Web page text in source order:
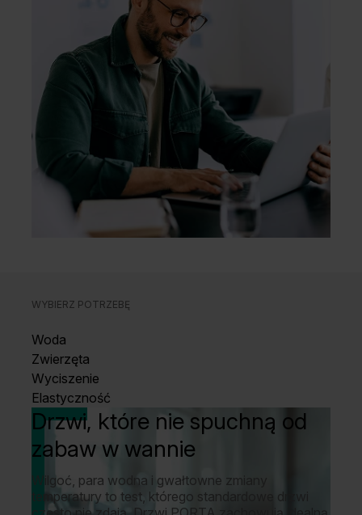
WYBIERZ POTRZEBĘ
Woda
Zwierzęta
Wyciszenie
Elastyczność
Drzwi, które nie spuchną od
zabaw w wannie
Wilgoć, para wodna i gwałtowne zmiany
temperatury to test, którego standardowe drzwi